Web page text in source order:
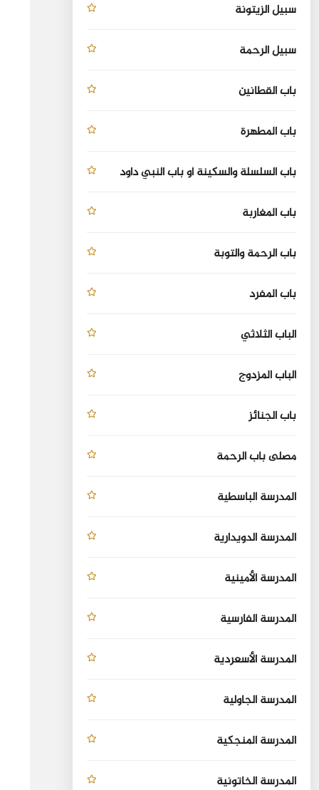
سبيل الزيتونة
سبيل الرحمة
باب القطانين
باب المطهرة
باب السلسلة والسكينة أو باب النبي داود
باب المغاربة
باب الرحمة والتوبة
باب المفرد
الباب الثلاثي
الباب المزدوج
باب الجنائز
مصلى باب الرحمة
المدرسة الباسطية
المدرسة الدويدارية
المدرسة الأمينية
المدرسة الفارسية
المدرسة الأسعردية
المدرسة الجاولية
المدرسة المنجكية
المدرسة الخاتونية